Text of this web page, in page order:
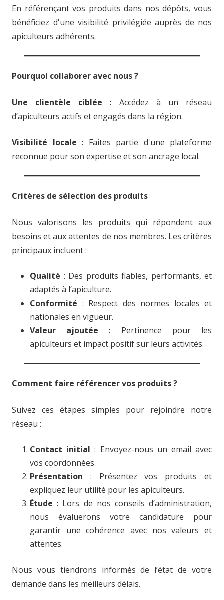
En référençant vos produits dans nos dépôts, vous
bénéficiez d'une visibilité privilégiée auprès de nos
apiculteurs adhérents.
Pourquoi collaborer avec nous ?
Une clientèle ciblée : Accédez à un réseau
d’apiculteurs actifs et engagés dans la région.
Visibilité locale : Faites partie d'une plateforme
reconnue pour son expertise et son ancrage local.
Critères de sélection des produits
Nous valorisons les produits qui répondent aux
besoins et aux attentes de nos membres. Les critères
principaux incluent :
Qualité : Des produits fiables, performants, et
adaptés à l’apiculture.
Conformité : Respect des normes locales et
nationales en vigueur.
Valeur ajoutée : Pertinence pour les
apiculteurs et impact positif sur leurs activités.
Comment faire référencer vos produits ?
Suivez ces étapes simples pour rejoindre notre
réseau :
Contact initial : Envoyez-nous un email avec
vos coordonnées.
Présentation : Présentez vos produits et
expliquez leur utilité pour les apiculteurs.
Étude : Lors de nos conseils d’administration,
nous évaluerons votre candidature pour
garantir une cohérence avec nos valeurs et
attentes.
Nous vous tiendrons informés de l’état de votre
demande dans les meilleurs délais.